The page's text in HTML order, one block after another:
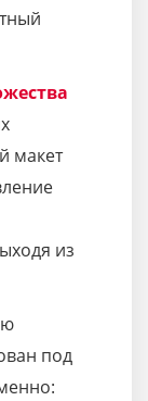
макет
из
под